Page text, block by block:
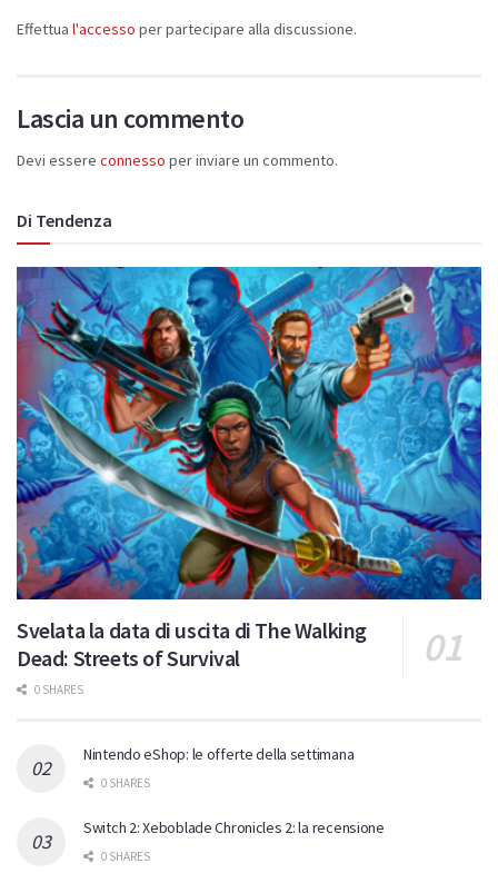
Effettua l'accesso per partecipare alla discussione.
Lascia un commento
Devi essere connesso per inviare un commento.
Di Tendenza
Svelata la data di uscita di The Walking
Dead: Streets of Survival
0 SHARES
Nintendo eShop: le offerte della settimana
0 SHARES
Switch 2: Xeboblade Chronicles 2: la recensione
0 SHARES